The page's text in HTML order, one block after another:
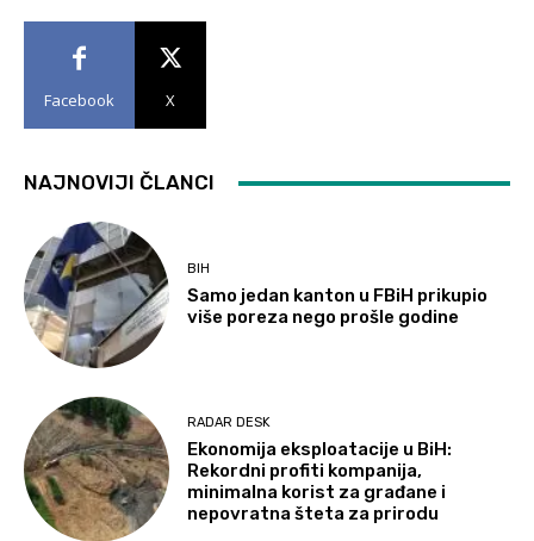
Facebook X
NAJNOVIJI ČLANCI
BIH
Samo jedan kanton u FBiH prikupio
više poreza nego prošle godine
RADAR DESK
Ekonomija eksploatacije u BiH:
Rekordni profiti kompanija,
minimalna korist za građane i
nepovratna šteta za prirodu